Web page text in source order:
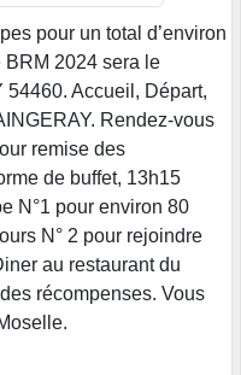
pour un total d’environ
BRM 2024 sera le
54460. Accueil, Départ,
Rendez-vous
remise des
de buffet, 13h15
N°1 pour environ 80
N° 2 pour rejoindre
au restaurant du
récompenses. Vous